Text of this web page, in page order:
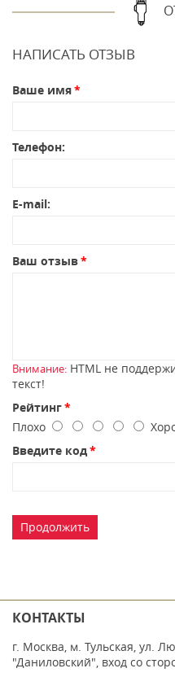
НАПИСАТЬ ОТЗЫВ
Ваше имя
Телефон:
E-mail:
Ваш отзыв
Внимание: HTML не
текст!
Рейтинг
Плохо
Введите код
Продолжить
КОНТАКТЫ
г. Москва, м. Тульская, ул.
"Даниловский", вход со